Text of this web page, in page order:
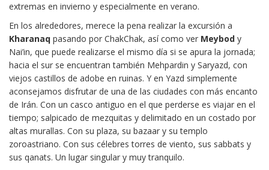
extremas en invierno y especialmente en verano.
En los alrededores, merece la pena realizar la excursión a
Kharanaq pasando por ChakChak, así como ver Meybod y
Nai’in, que puede realizarse el mismo día si se apura la jornada;
hacia el sur se encuentran también Mehpardin y Saryazd, con
viejos castillos de adobe en ruinas. Y en Yazd simplemente
aconsejamos disfrutar de una de las ciudades con más encanto
de Irán. Con un casco antiguo en el que perderse es viajar en el
tiempo; salpicado de mezquitas y delimitado en un costado por
altas murallas. Con su plaza, su bazaar y su templo
zoroastriano. Con sus célebres torres de viento, sus sabbats y
sus qanats. Un lugar singular y muy tranquilo.